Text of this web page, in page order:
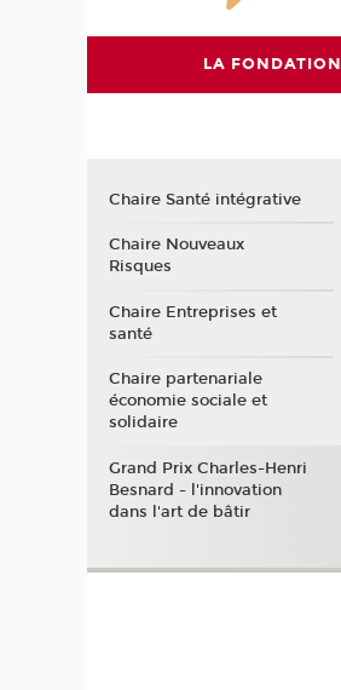
LA FONDATION
Chaire Santé intégrative
Chaire Nouveaux
Risques
Chaire Entreprises et
santé
Chaire partenariale
économie sociale et
solidaire
Grand Prix Charles-Henri
Besnard - l'innovation
dans l'art de bâtir